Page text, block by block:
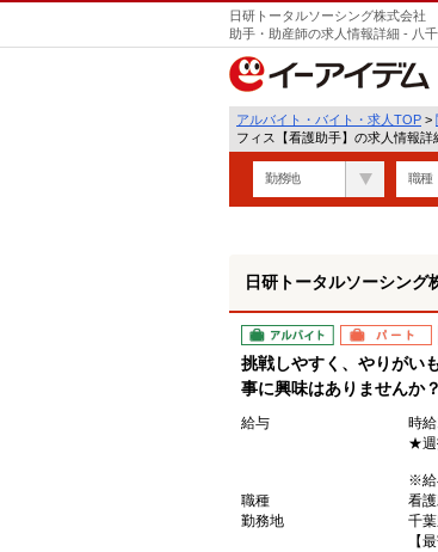
日研トータルソーシング株式会社
助手・助産師の求人情報詳細 - 八
アルバイト・バイト・求人TOP >
フィス【看護助手】の求人情報詳
勤務地 職種
日研トータルソーシン
アルバイト パート
挑戦しやすく、やりがい
事に興味はありませんか？
給与
時
★週
※給
職種
看
勤務地
千
【